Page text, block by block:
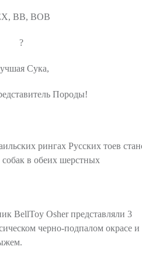
BB, BOB
?
Сука,
Породы!
рингах Русских тоев
собак в обеих шерстных
BellToy Osher представляли 3
черно-подпалом окрасе и